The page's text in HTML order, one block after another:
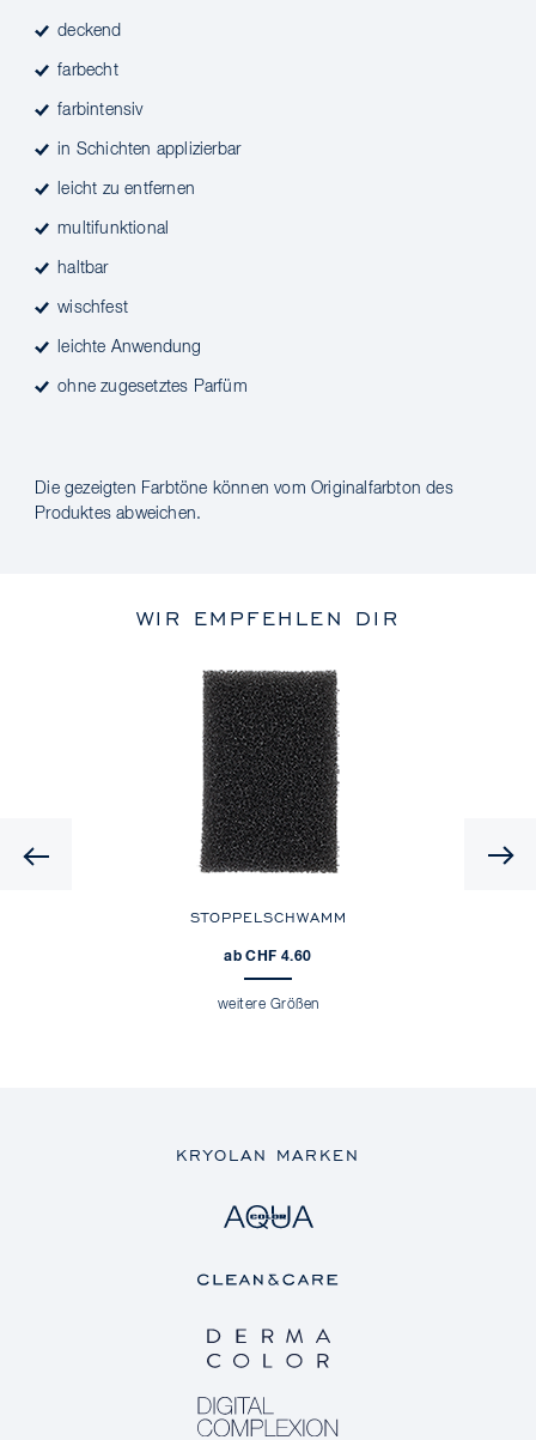
deckend
farbecht
farbintensiv
in Schichten applizierbar
leicht zu entfernen
multifunktional
haltbar
wischfest
leichte Anwendung
ohne zugesetztes Parfüm
Die gezeigten Farbtöne können vom Originalfarbton des
Produktes abweichen.
WIR EMPFEHLEN DIR
Previous
STOPPELSCHWAMM
ab CHF 4.60
weitere Größen
KRYOLAN MARKEN